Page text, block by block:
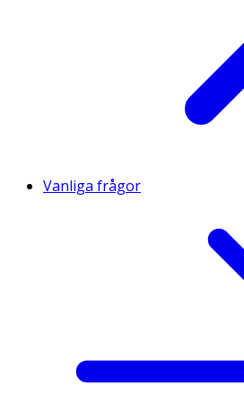
Vanliga frågor